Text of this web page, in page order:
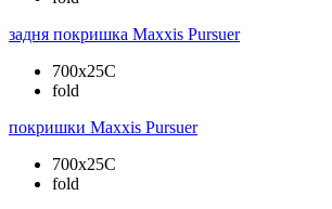
задня покришка Maxxis Pursuer
700x25C
fold
покришки Maxxis Pursuer
700x25C
fold